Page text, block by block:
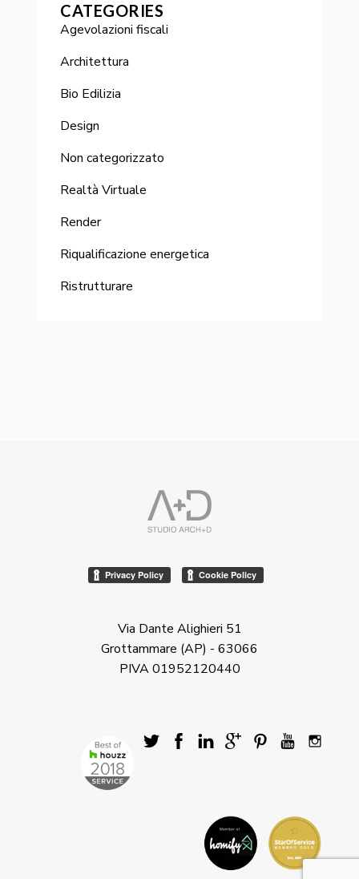
CATEGORIES
Agevolazioni fiscali
Architettura
Bio Edilizia
Design
Non categorizzato
Realtà Virtuale
Render
Riqualificazione energetica
Ristrutturare
Via Dante Alighieri 51
Grottammare (AP) - 63066
PIVA 01952120440